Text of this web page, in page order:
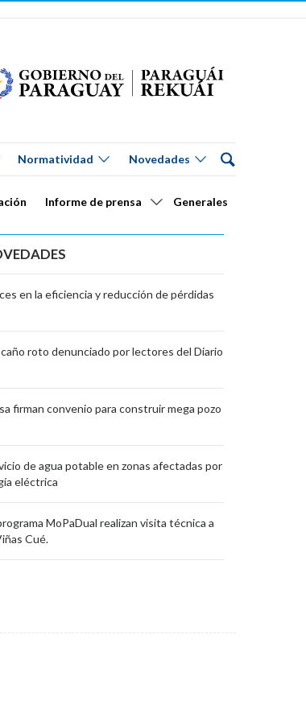
Normatividad Novedades
Informe de prensa Generales
en la eficiencia y reducción de pérdidas
roto denunciado por lectores del Diario
firman convenio para construir mega pozo
de agua potable en zonas afectadas por
eléctrica
MoPaDual realizan visita técnica a
Cué.